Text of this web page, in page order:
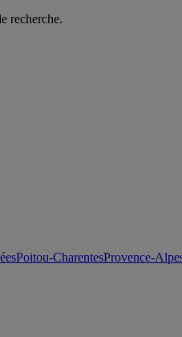
recherche.
Poitou-CharentesProvence-